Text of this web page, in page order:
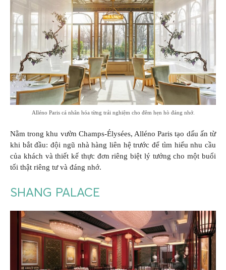
Alléno Paris cá nhân hóa từng trải nghiệm cho đêm hẹn hò đáng nhớ.
Nằm trong khu vườn Champs-Élysées, Alléno Paris tạo dấu ấn từ
khi bắt đầu: đội ngũ nhà hàng liên hệ trước để tìm hiểu nhu cầu
của khách và thiết kế thực đơn riêng biệt lý tưởng cho một buổi
tối thật riêng tư và đáng nhớ.
SHANG PALACE